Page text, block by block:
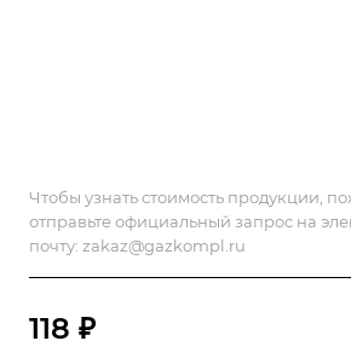
Чтобы узнать стоимость продукции,
отправьте официальный запрос на
почту: zakaz@gazkompl.ru
118 ₽